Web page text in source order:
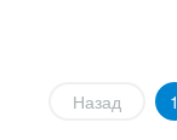
Назад 1